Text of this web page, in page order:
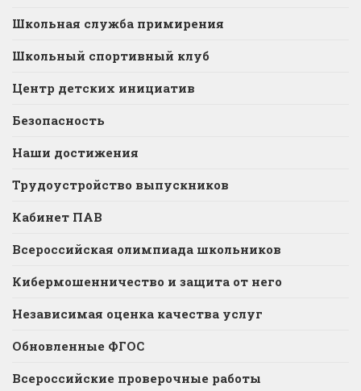
Школьная служба примирения
Школьный спортивный клуб
Центр детских инициатив
Безопасность
Наши достижения
Трудоустройство выпускников
Кабинет ПАВ
Всероссийская олимпиада школьников
Кибермошенничество и защита от него
Независимая оценка качества услуг
Обновленные ФГОС
Всероссийские проверочные работы